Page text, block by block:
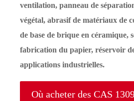
ventilation, panneau de
végétal, abrasif de matériaux de
de base de brique en céramique,
fabrication du papier, réservoir
applications industrielles.
Où acheter des CAS